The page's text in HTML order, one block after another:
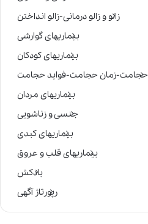
زالو و زالو درمانی-زالو انداختن
بیماریهای گوارشی
بیماریهای کودکان
حجامت-زمان حجامت-فواید حجامت
بیماریهای مردان
جنسی و زناشویی
بیماریهای کبدی
بیماریهای قلب و عروق
بادکش
رپورتاژ آگهی